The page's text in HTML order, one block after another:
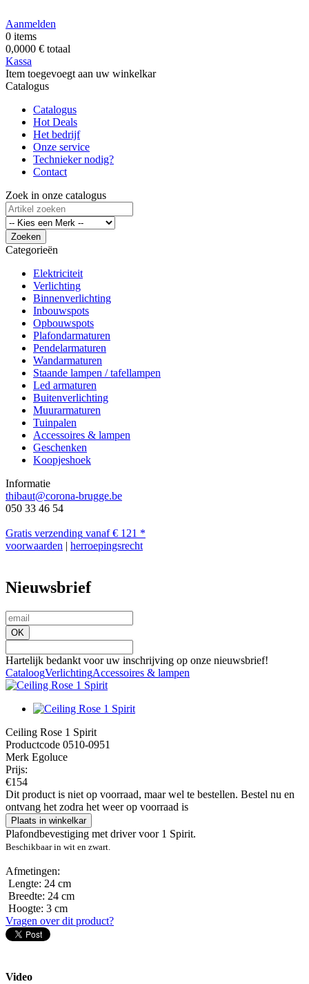
Aanmelden
0 items
0,0000 € totaal
Kassa
Item toegevoegt aan uw winkelkar
Catalogus
Catalogus
Hot Deals
Het bedrijf
Onze service
Technieker nodig?
Contact
Zoek in onze catalogus
Zoeken
Categorieën
Elektriciteit
Verlichting
Binnenverlichting
Inbouwspots
Opbouwspots
Plafondarmaturen
Pendelarmaturen
Wandarmaturen
Staande lampen / tafellampen
Led armaturen
Buitenverlichting
Muurarmaturen
Tuinpalen
Accessoires & lampen
Geschenken
Koopjeshoek
Informatie
thibaut@corona-brugge.be
050 33 46 54
Gratis verzending vanaf € 121 *
voorwaarden | herroepingsrecht
Nieuwsbrief
OK
Hartelijk bedankt voor uw inschrijving op onze nieuwsbrief!
CataloogVerlichtingAccessoires & lampen
Ceiling Rose 1 Spirit
Productcode 0510-0951
Merk Egoluce
Prijs:
€154
Dit product is niet op voorraad, maar wel te bestellen. Bestel nu en
ontvang het zodra het weer op voorraad is
Plaats in winkelkar
Plafondbevestiging met driver voor 1 Spirit.
Beschikbaar in wit en zwart.
Afmetingen:
Lengte: 24 cm
Breedte: 24 cm
Hoogte: 3 cm
Vragen over dit product?
Video